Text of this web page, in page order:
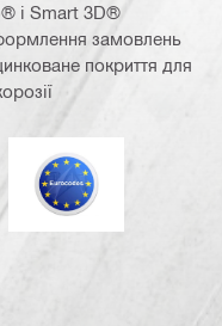
і Smart 3D®
замовлень
покриття для
Єврокод